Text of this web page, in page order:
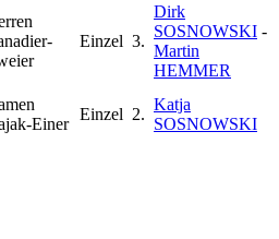
Einzel 3.
Dirk
SOSNOWSKI -
Martin
HEMMER
Einer
Einzel 2.
Katja
SOSNOWSKI